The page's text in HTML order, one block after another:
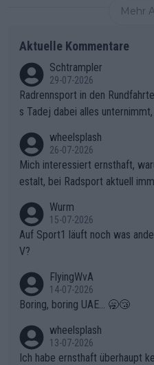
Mehr
Aktuelle Kommentare
Schtrampler
29-07-2026
Radrennsport in den
s Tadej dabei alles unternimmt,
ganze Team auch mental stark
olg teilzuhaben, ist ihm ganz
chen weit über den Radsport
wheelsplash
26-07-2026
Mich interessiert ernsthaft,
estalt, bei Radsport aktuell
Wurm
15-07-2026
Auf Sport1 läuft noch was
V?
FlyingWvA
14-07-2026
Boring, boring UAE... 🥱😴
wheelsplash
13-07-2026
Ich habe ernsthaft überhaupt